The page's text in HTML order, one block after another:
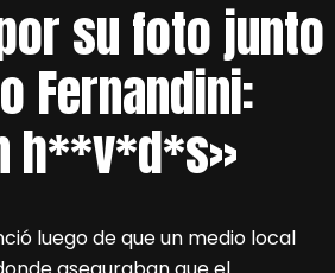
su foto junto
Fernandini:
h**v*d*s»
luego de que un medio local